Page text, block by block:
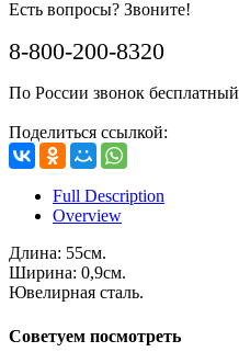
Есть вопросы? Звоните!
8-800-200-8320
По России звонок бесплатный
Поделиться ссылкой:
Full Description
Overview
Длина: 55см.
Ширина: 0,9см.
Ювелирная сталь.
Советуем посмотреть